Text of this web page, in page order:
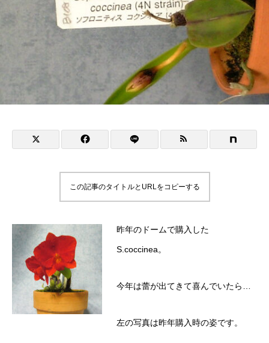
この記事のタイトルとURLをコピーする
昨年のドームで購入した
S.coccinea。
今年は蕾が出てきて喜んでいたら…
左の写真は昨年購入時の姿です。